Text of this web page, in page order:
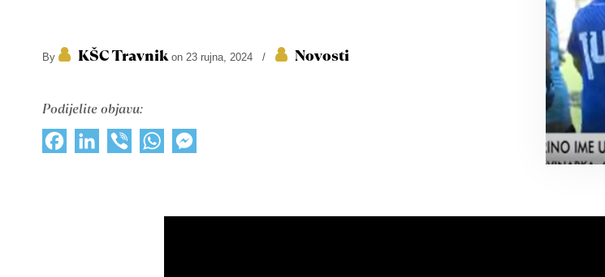
By KŠC Travnikon 23 rujna, 2024 / Novosti
Podijelite objavu:
FacebookLinkedInViber WhatsApp